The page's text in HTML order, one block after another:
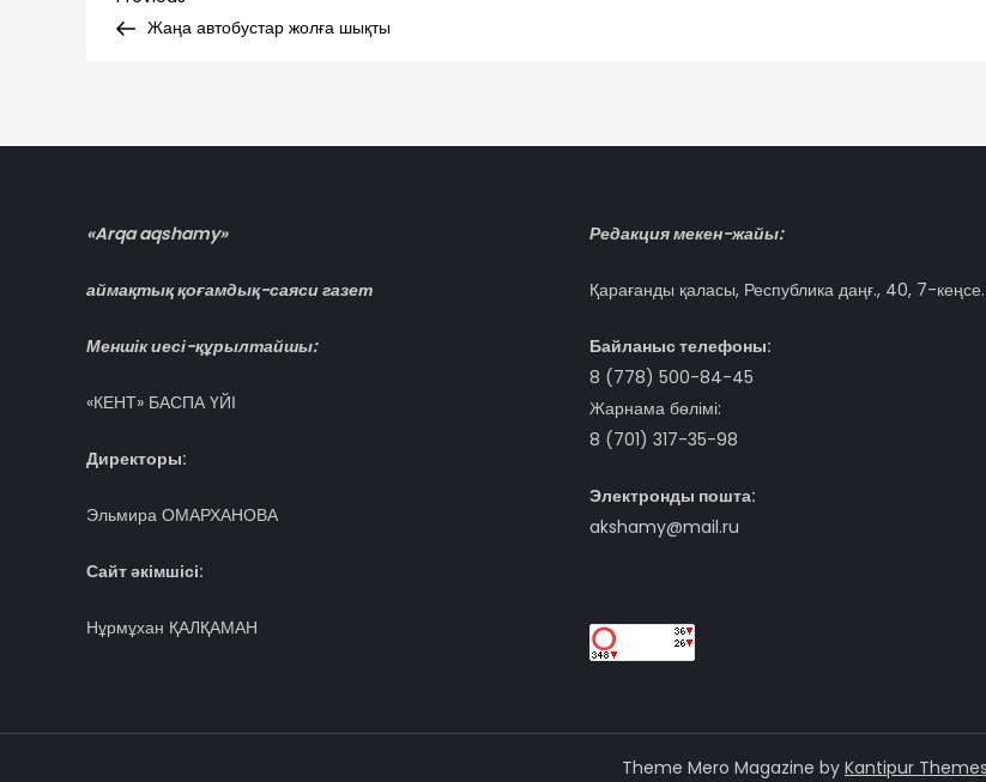
PostЖаңа автобустар жолға шықты
«Arqa aqshamy»
аймақтық қоғамдық-саяси газет
Меншік иесі-құрылтайшы:
«КЕНТ» БАСПА ҮЙІ
Директоры:
Эльмира ОМАРХАНОВА
Сайт әкімшісі:
Нұрмұхан ҚАЛҚАМАН
Редакция мекен-жайы:
Қарағанды қаласы, Республика даңғ., 40, 7-кеңсе.
Байланыс телефоны:
8 (778) 500-84-45
Жарнама бөлімі:
8 (701) 317-35-98
Электронды пошта:
akshamy@mail.ru
Theme Mero Magazine by Kantipur Themes